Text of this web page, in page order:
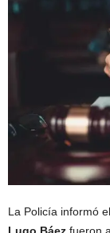
La Policía informó